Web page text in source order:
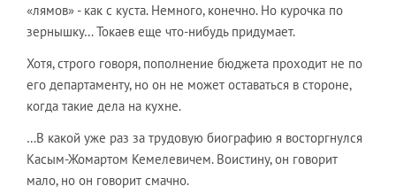
«лямов» - как с куста. Немного, конечно. Но курочка по
зернышку… Токаев еще что-нибудь придумает.
Хотя, строго говоря, пополнение бюджета проходит не по
его департаменту, но он не может оставаться в стороне,
когда такие дела на кухне.
…В какой уже раз за трудовую биографию я восторгнулся
Касым-Жомартом Кемелевичем. Воистину, он говорит
мало, но он говорит смачно.